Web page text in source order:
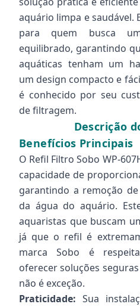
aquário limpa e saudável.
para quem busca
equilibrado, garantindo
aquáticas tenham um
um design compacto e
é conhecido por seu
de filtragem.
Descrição
Benefícios Principais
O Refil Filtro Sobo WP-
capacidade de
garantindo a remoção
da água do aquário.
aquaristas que buscam
já que o refil é
marca Sobo é
oferecer soluções
não é exceção.
Praticidade: Sua